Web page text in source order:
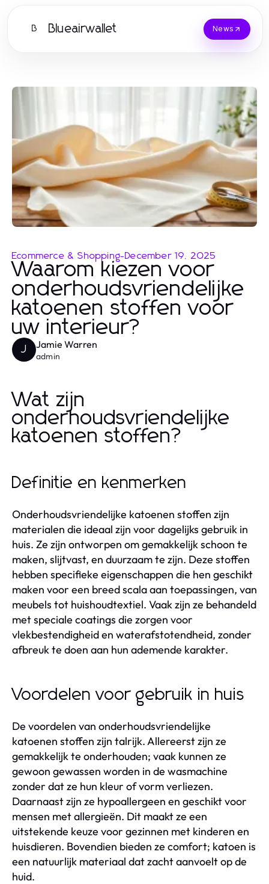
B Blueairwallet News
Ecommerce & Shopping-December 19, 2025
Waarom kiezen voor
onderhoudsvriendelijke
katoenen stoffen voor
uw interieur?
J Jamie Warren
admin
Wat zijn
onderhoudsvriendelijke
katoenen stoffen?
Definitie en kenmerken
Onderhoudsvriendelijke katoenen stoffen zijn
materialen die ideaal zijn voor dagelijks gebruik in
huis. Ze zijn ontworpen om gemakkelijk schoon te
maken, slijtvast, en duurzaam te zijn. Deze stoffen
hebben specifieke eigenschappen die hen geschikt
maken voor een breed scala aan toepassingen, van
meubels tot huishoudtextiel. Vaak zijn ze behandeld
met speciale coatings die zorgen voor
vlekbestendigheid en waterafstotendheid, zonder
afbreuk te doen aan hun ademende karakter.
Voordelen voor gebruik in huis
De voordelen van onderhoudsvriendelijke
katoenen stoffen zijn talrijk. Allereerst zijn ze
gemakkelijk te onderhouden; vaak kunnen ze
gewoon gewassen worden in de wasmachine
zonder dat ze hun kleur of vorm verliezen.
Daarnaast zijn ze hypoallergeen en geschikt voor
mensen met allergieën. Dit maakt ze een
uitstekende keuze voor gezinnen met kinderen en
huisdieren. Bovendien bieden ze comfort; katoen is
een natuurlijk materiaal dat zacht aanvoelt op de
huid.